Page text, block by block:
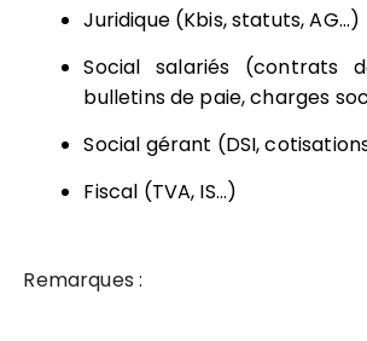
Juridique (Kbis, statuts, AG…)
Social salariés (contrats
bulletins de paie, charges
Social gérant (DSI,
Fiscal (TVA, IS…)
Remarques :